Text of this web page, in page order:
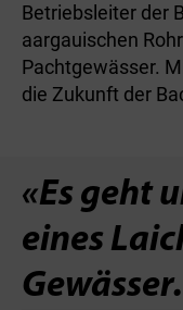
Betriebsleiter der
aargauischen
Pachtgewässer.
die Zukunft der
«Es geht
eines